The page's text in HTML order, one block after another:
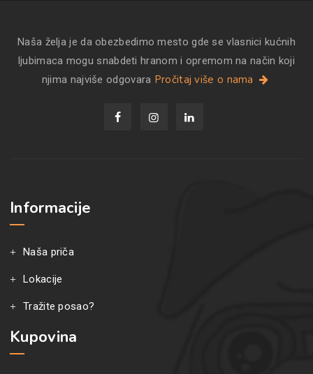
Naša želja je da obezbedimo mesto gde se vlasnici kućnih
ljubimaca mogu snabdeti hranom i opremom na način koji
njima najviše odgovara Pročitaj više o nama
Informacije
Naša priča
Lokacije
Tražite posao?
Kupovina